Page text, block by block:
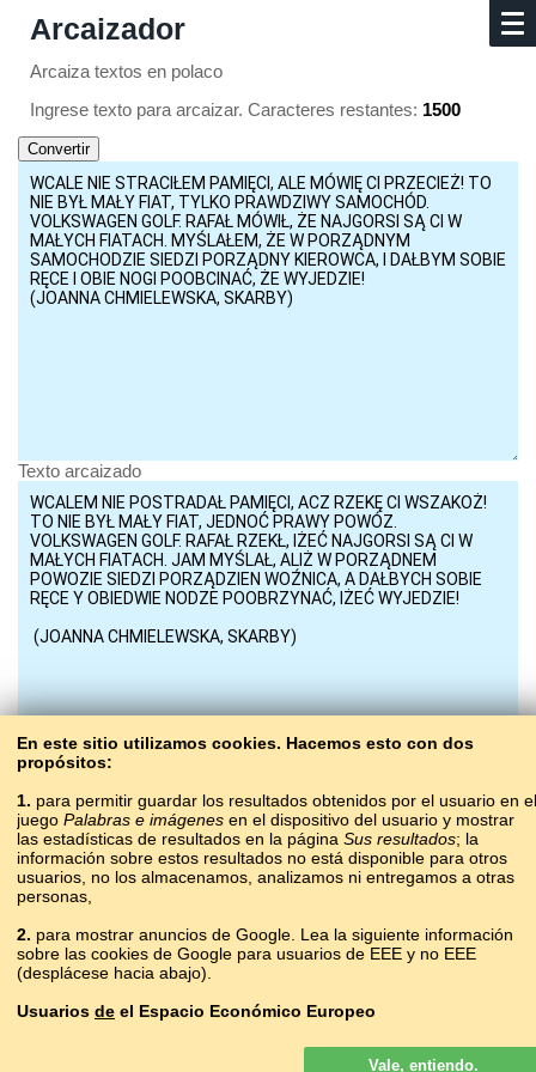
Arcaizador
Arcaiza textos en polaco
Ingrese texto para arcaizar. Caracteres restantes: 1500
Texto arcaizado
BaltoSlav/ Arcaizador
Copyright © 2015–2025 BALTOSLAV.
Todos los derechos reservados.
En este sitio utilizamos cookies. Hacemos esto con dos
propósitos:
1. para permitir guardar los resultados obtenidos por el usuario en el
juego Palabras e imágenes en el dispositivo del usuario y mostrar
las estadísticas de resultados en la página Sus resultados; la
información sobre estos resultados no está disponible para otros
usuarios, no los almacenamos, analizamos ni entregamos a otras
personas,
2. para mostrar anuncios de Google. Lea la siguiente información
sobre las cookies de Google para usuarios de EEE y no EEE
(desplácese hacia abajo).
Usuarios de el Espacio Económico Europeo
Los anuncios de Google que se muestran en nuestro sitio para los
Vale, entiendo.